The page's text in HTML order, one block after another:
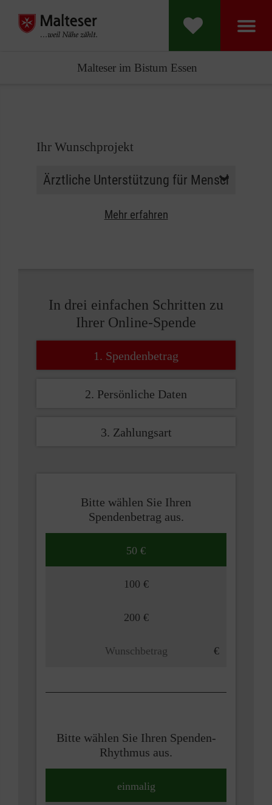
Malteser im Bistum Essen
Ihr Wunschprojekt
Mehr erfahren
In drei einfachen Schritten zu
Ihrer Online-Spende
1. Spendenbetrag
2. Persönliche Daten
3. Zahlungsart
Bitte wählen Sie Ihren
Spendenbetrag aus.
50 €
100 €
200 €
Bitte wählen Sie Ihren Spenden-
Rhythmus aus.
einmalig